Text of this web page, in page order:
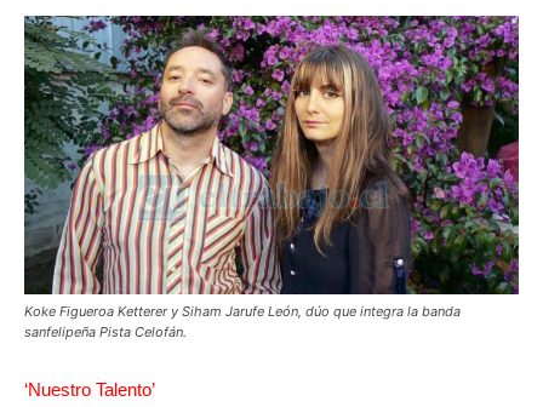
Koke Figueroa Ketterer y Siham Jarufe León, dúo que integra la banda
sanfelipeña Pista Celofán.
‘Nuestro Talento’